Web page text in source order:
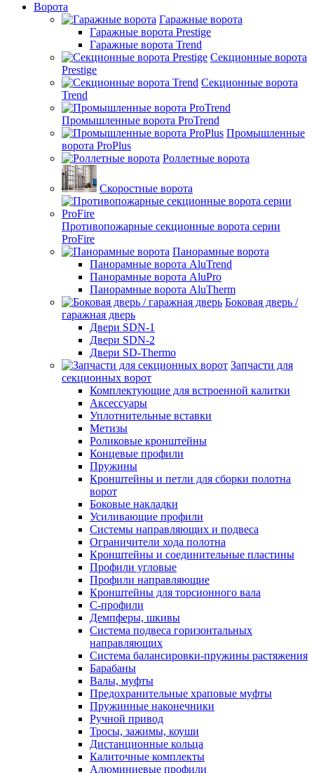
Ворота
Гаражные ворота
Гаражные ворота Prestige
Гаражные ворота Trend
Секционные ворота
Prestige
Секционные ворота
Trend
Промышленные ворота ProTrend
Промышленные
ворота ProPlus
Роллетные ворота
Скоростные ворота
Противопожарные секционные ворота серии
ProFire
Панорамные ворота
Панорамные ворота AluTrend
Панорамные ворота AluPro
Панорамные ворота AluTherm
Боковая дверь /
гаражная дверь
Двери SDN-1
Двери SDN-2
Двери SD-Thermo
Запчасти для
секционных ворот
Комплектующие для встроенной калитки
Аксессуары
Уплотнительные вставки
Метизы
Роликовые кронштейны
Концевые профили
Пружины
Кронштейны и петли для сборки полотна
ворот
Боковые накладки
Усиливающие профили
Системы направляющих и подвеса
Ограничители хода полотна
Кронштейны и соединительные пластины
Профили угловые
Профили направляющие
Кронштейны для торсионного вала
С-профили
Демпферы, шкивы
Система подвеса горизонтальных
направляющих
Система балансировки-пружины растяжения
Барабаны
Валы, муфты
Предохранительные храповые муфты
Пружинные наконечники
Ручной привод
Тросы, зажимы, коуши
Дистанционные кольца
Калиточные комплекты
Алюминиевые профили